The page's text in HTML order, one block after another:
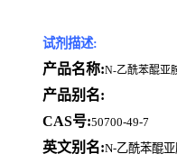
试剂描述:
产品名称:N-乙酰苯醌亚
产品别名:
CAS号:50700-49-7
英文别名:N-乙酰苯醌